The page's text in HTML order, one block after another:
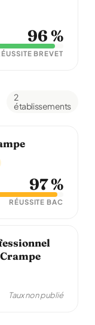
96 %
BREVET
2
établissements
97 %
RÉUSSITE BAC
Taux non publié